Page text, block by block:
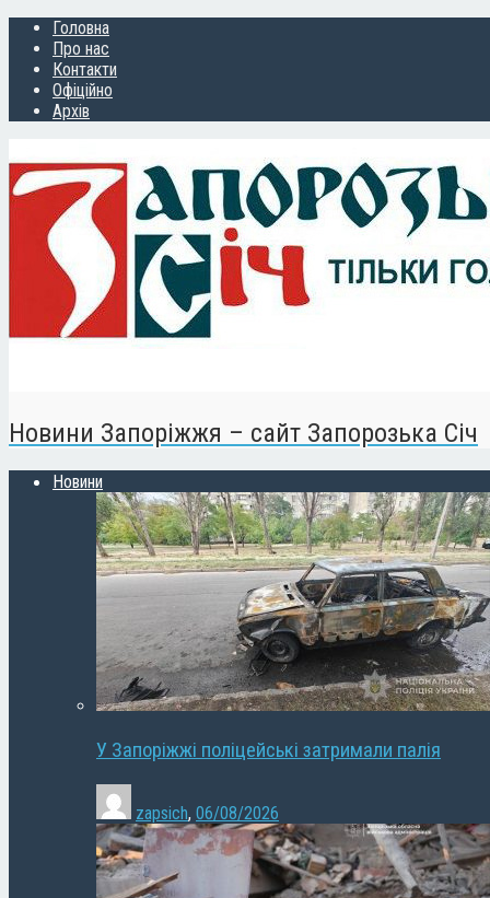
Головна
Про нас
Контакти
Офіційно
Архів
Новини Запоріжжя – сайт Запорозька Січ
Новини
У Запоріжжі поліцейські затримали палія
zapsich, 06/08/2026